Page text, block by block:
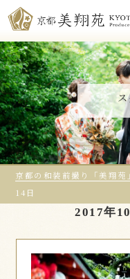
京都の和装前撮り「美翔苑
14日
2017年